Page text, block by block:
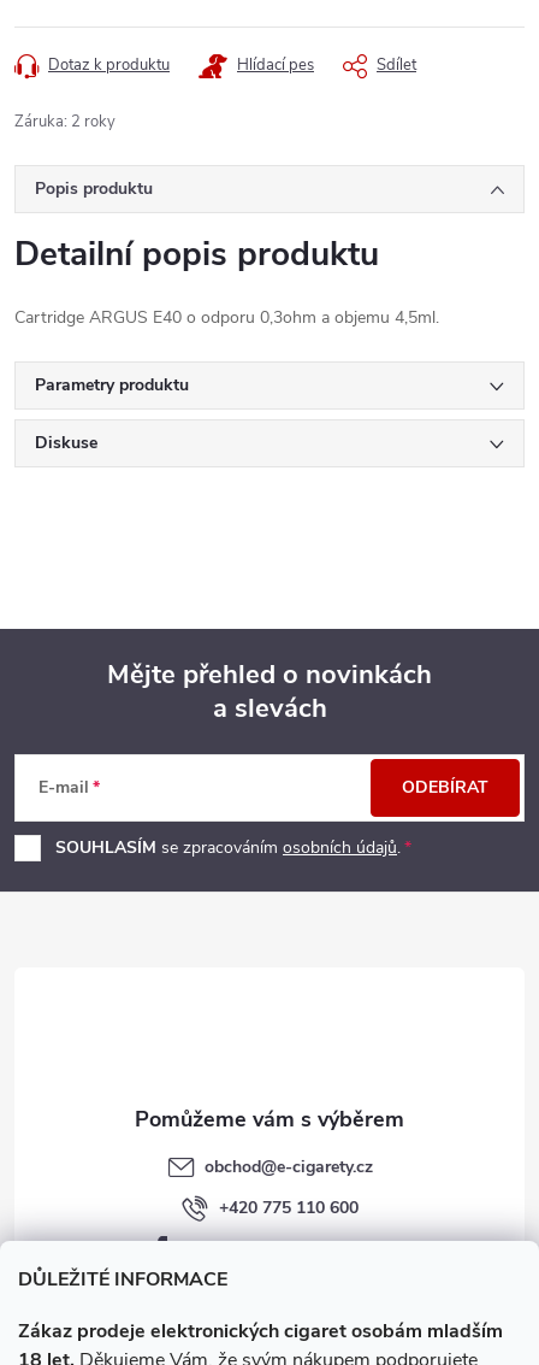
DŮLEŽITÉ INFORMACE
Zákaz prodeje elektronických cigaret osobám mladším
Dotaz k produktu Hlídací pes Sdílet
Záruka: 2 roky
Popis produktu
Detailní popis produktu
Cartridge ARGUS E40 o odporu 0,3ohm a objemu 4,5ml.
Parametry produktu
Diskuse
p
a
Mějte přehled o novinkách
a slevách
E-mail
SOUHLASÍM se zpracováním osobních údajů.
ODEBÍRAT
obchod@e-cigarety.cz
+420 775 110 600
facebook.com/e-cigarety.cz